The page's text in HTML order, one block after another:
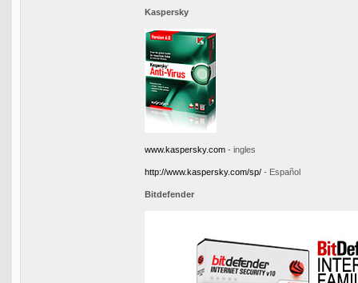
Kaspersky
www.kaspersky.com - ingles
http://www.kaspersky.com/sp/ - Español
Bitdefender